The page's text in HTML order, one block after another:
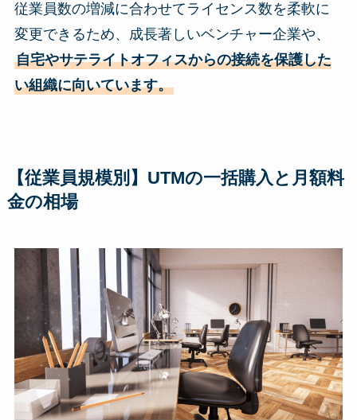
従業員数の増減に合わせてライセンス数を柔軟に
変更できるため、成長著しいベンチャー企業や、
自宅やサテライトオフィスからの接続を保護した
い組織に向いています。
【従業員規模別】UTMの一括購入と月額料
金の相場